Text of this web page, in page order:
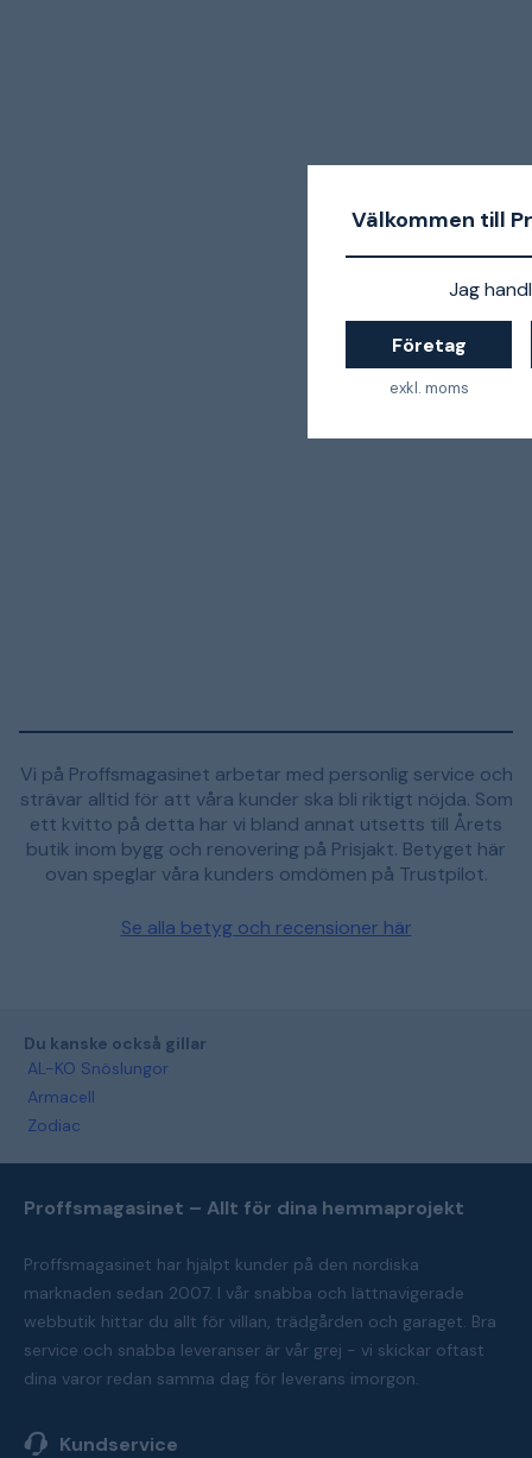
Välkommen till
Jag
Företag
exkl. moms
Vi på Proffsmagasinet arbetar med personlig service och
strävar alltid för att våra kunder ska bli riktigt nöjda. Som
ett kvitto på detta har vi bland annat utsetts till Årets
butik inom bygg och renovering på Prisjakt. Betyget här
ovan speglar våra kunders omdömen på Trustpilot.
Se alla betyg och recensioner här
Du kanske också gillar
AL-KO Snöslungor
Armacell
Zodiac
Proffsmagasinet – Allt för dina hemmaprojekt
Proffsmagasinet har hjälpt kunder på den nordiska
marknaden sedan 2007. I vår snabba och lättnavigerade
webbutik hittar du allt för villan, trädgården och garaget. Bra
service och snabba leveranser är vår grej - vi skickar oftast
dina varor redan samma dag för leverans imorgon.
Kundservice